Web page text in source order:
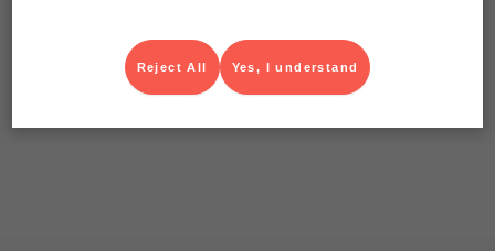
Yes, I understand
Reject All